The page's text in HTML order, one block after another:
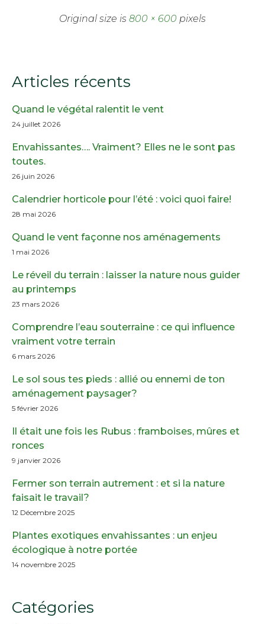
Original size is 800 × 600 pixels
Articles récents
Quand le végétal ralentit le vent
24 juillet 2026
Envahissantes…. Vraiment? Elles ne le sont pas
toutes.
26 juin 2026
Calendrier horticole pour l’été : voici quoi faire!
28 mai 2026
Quand le vent façonne nos aménagements
1 mai 2026
Le réveil du terrain : laisser la nature nous guider
au printemps
23 mars 2026
Comprendre l’eau souterraine : ce qui influence
vraiment votre terrain
6 mars 2026
Le sol sous tes pieds : allié ou ennemi de ton
aménagement paysager?
5 février 2026
Il était une fois les Rubus : framboises, mûres et
ronces
9 janvier 2026
Fermer son terrain autrement : et si la nature
faisait le travail?
12 Décembre 2025
Plantes exotiques envahissantes : un enjeu
écologique à notre portée
14 novembre 2025
Catégories